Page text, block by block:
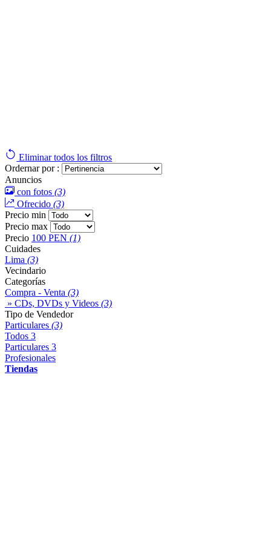
Eliminar todos los filtros
Ordernar por :
Anuncios
con fotos (3)
Ofrecido (3)
Precio min
Precio max
Precio 100 PEN (1)
Cuidades
Lima (3)
Vecindario
Categorías
Compra - Venta (3)
» CDs, DVDs y Videos (3)
Tipo de Vendedor
Particulares (3)
Todos 3
Particulares 3
Profesionales
Tiendas